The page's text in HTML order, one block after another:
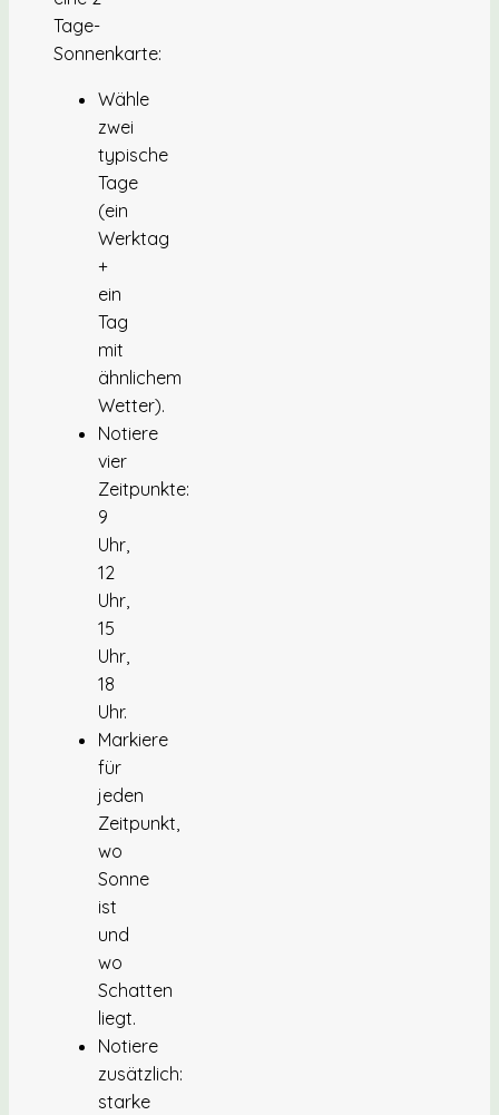
Tage-
Sonnenkarte:
Wähle
zwei
typische
Tage
(ein
Werktag
+
ein
Tag
mit
ähnlichem
Wetter).
Notiere
vier
Zeitpunkte:
9
Uhr,
12
Uhr,
15
Uhr,
18
Uhr.
Markiere
für
jeden
Zeitpunkt,
wo
Sonne
ist
und
wo
Schatten
liegt.
Notiere
zusätzlich:
starke